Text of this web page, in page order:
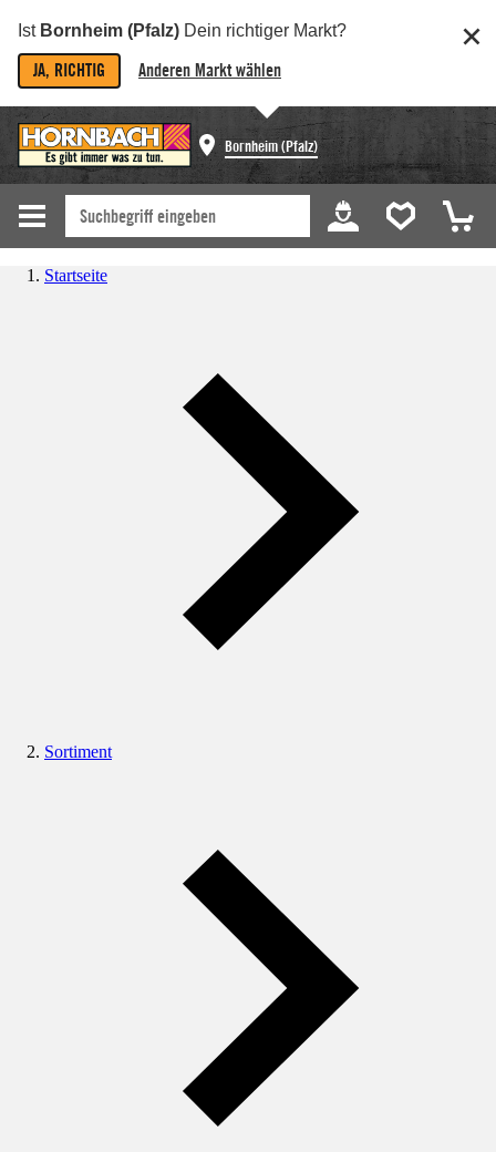
Ist Bornheim (Pfalz) Dein richtiger Markt?
JA, RICHTIG Anderen Markt wählen
Bornheim (Pfalz)
Startseite
Sortiment